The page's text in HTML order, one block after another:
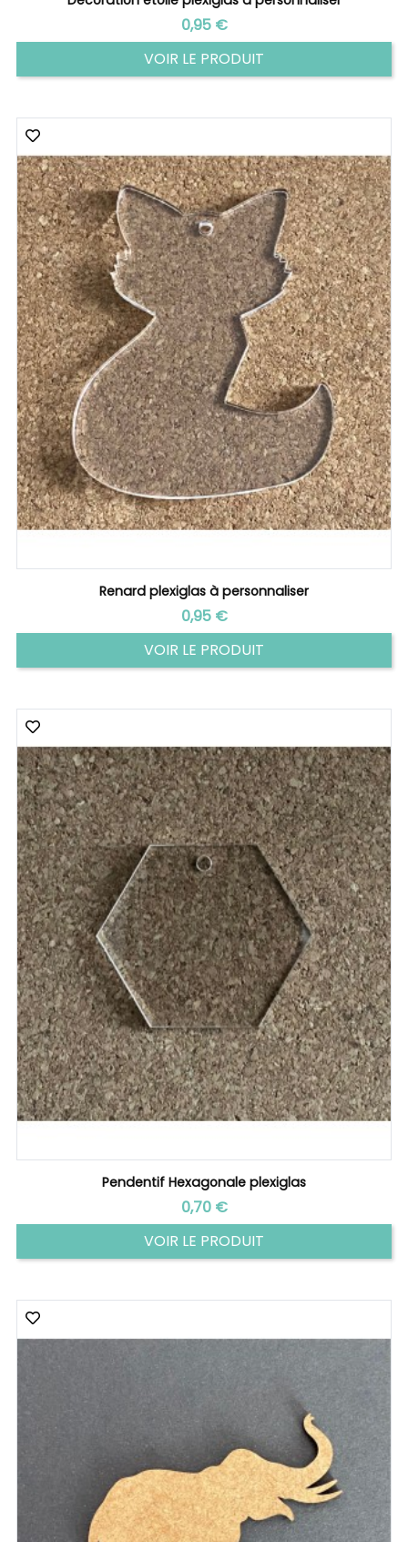
Prix
0,95 €
VOIR LE PRODUIT
Renard plexiglas à personnaliser
Prix
0,95 €
VOIR LE PRODUIT
Pendentif Hexagonale plexiglas
Prix
0,70 €
VOIR LE PRODUIT